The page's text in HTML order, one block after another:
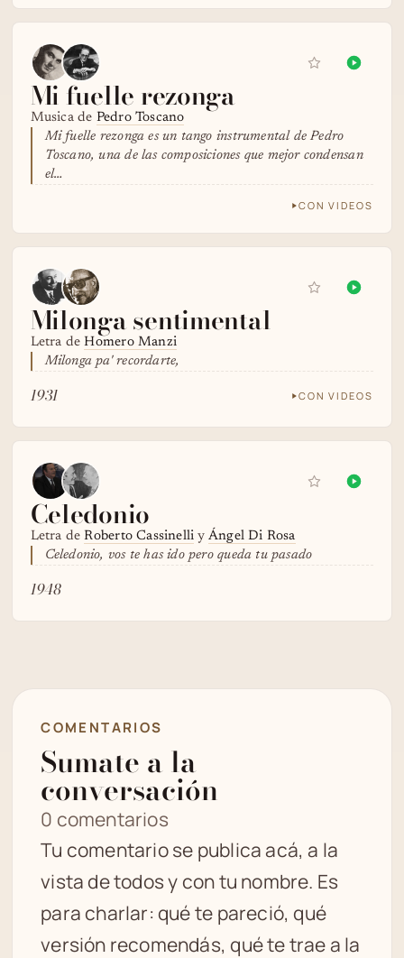
Mi fuelle rezonga
Musica de Pedro Toscano
Mi fuelle rezonga es un tango instrumental de Pedro
Toscano, una de las composiciones que mejor condensan
el…
CON VIDEOS
Milonga sentimental
Letra deHomero Manzi
Milonga pa' recordarte,
1931 CON VIDEOS
Celedonio
Letra deRoberto Cassinelli y Ángel Di Rosa
Celedonio, vos te has ido pero queda tu pasado
1948
COMENTARIOS
Sumate a la
conversación
0 comentarios
Tu comentario se publica acá, a la
vista de todos y con tu nombre. Es
para charlar: qué te pareció, qué
versión recomendás, qué te trae a la